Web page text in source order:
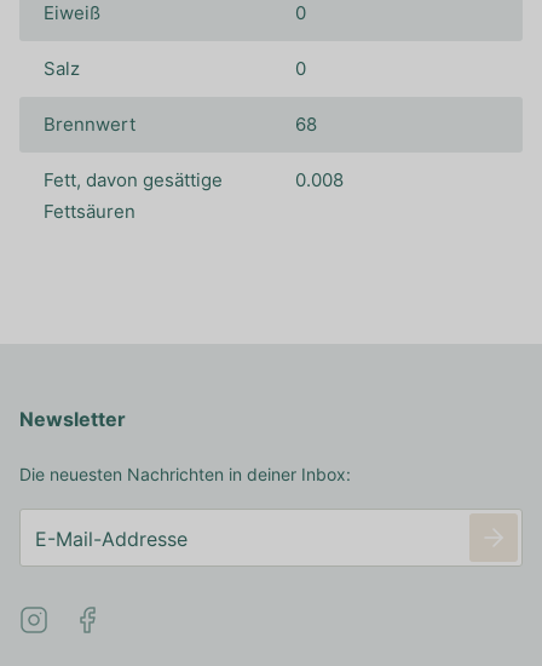
Eiweiß 0
Salz 0
Brennwert 68
Fett, davon gesättige
Fettsäuren
0.008
Newsletter
Die neuesten Nachrichten in deiner Inbox: